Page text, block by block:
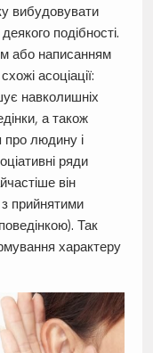
вибудовувати
подібності.
або написанням
асоціації:
навколишніх
а також
людину і
ряди
він
з прийнятими
Так
характеру